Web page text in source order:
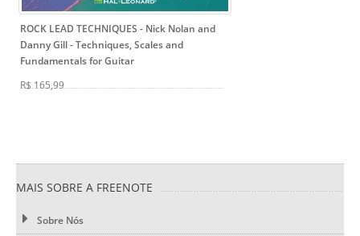
ROCK LEAD TECHNIQUES - Nick Nolan and
Danny Gill- Techniques, Scales and
Fundamentals for Guitar
R$ 165,99
MAIS SOBRE A FREENOTE
Sobre Nós